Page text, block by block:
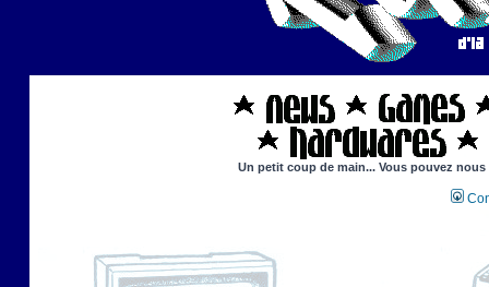
Un petit coup de main... Vous pouvez